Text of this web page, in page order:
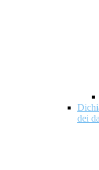
dei